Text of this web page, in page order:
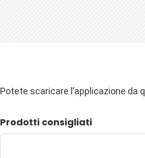
Potete scaricare l’applicazione da q
Prodotti consigliati